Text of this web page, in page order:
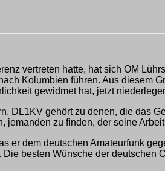
vertreten hatte, hat sich OM
Kolumbien führen. Aus diesem
gewidmet hat, jetzt
DL1KV gehört zu denen, die das
jemanden zu finden, der seine
er dem deutschen Amateurfunk
besten Wünsche der deutschen